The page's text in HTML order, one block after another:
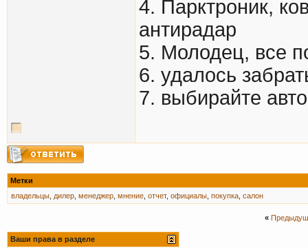
4. Парктроник,
антирадар
5. Молодец, все
6. удалось
7. выбирайте
Метки
владельцы дилер менеджер мнение отчет, официалы покупка салон
«
Ваши права в разделе